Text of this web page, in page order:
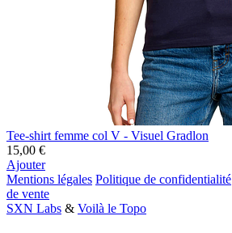
Tee-shirt femme col V - Visuel Gradlon
15,00 €
Ajouter
Mentions légales Politique de confidentialité
de vente
SXN Labs & Voilà le Topo